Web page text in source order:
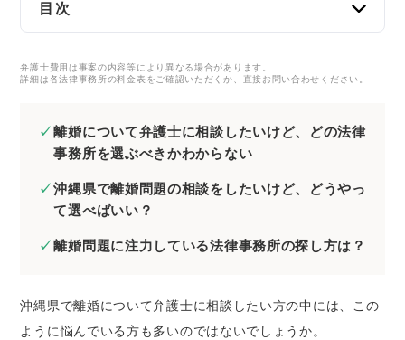
企業法務
目次
律事務所一覧
律事務所一覧
ネクスパート法律事務所 那覇オフィス
弁護士法人ACLOGOS
美ら島法律事務所
宮古島リヒト法律事務所
弁護士費用は事案の内容等により異なる場合があります。
詳細は各法律事務所の料金表をご確認いただくか、直接お問い合わせください。
離婚について弁護士に相談したいけど、どの法律
事務所を選ぶべきかわからない
沖縄県で離婚問題の相談をしたいけど、どうやっ
て選べばいい？
離婚問題に注力している法律事務所の探し方は？
沖縄県で離婚について弁護士に相談したい方の中には、この
ように悩んでいる方も多いのではないでしょうか。